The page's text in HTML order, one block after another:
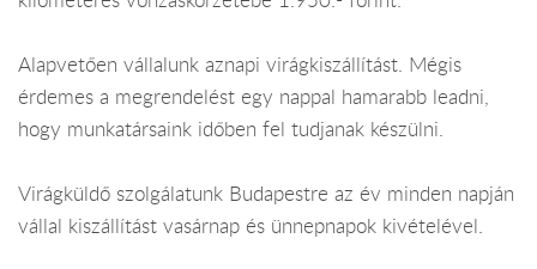
Alapvetően vállalunk aznapi virágkiszállítást. Mégis
érdemes a megrendelést egy nappal hamarabb leadni,
hogy munkatársaink időben fel tudjanak készülni.
Virágküldő szolgálatunk Budapestre az év minden napján
vállal kiszállítást vasárnap és ünnepnapok kivételével.